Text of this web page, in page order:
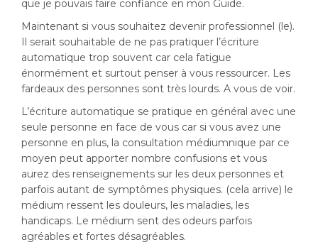
que je pouvais faire confiance en mon Guide.
Maintenant si vous souhaitez devenir professionnel (le).
Il serait souhaitable de ne pas pratiquer l’écriture
automatique trop souvent car cela fatigue
énormément et surtout penser à vous ressourcer. Les
fardeaux des personnes sont très lourds. A vous de voir.
L’écriture automatique se pratique en général avec une
seule personne en face de vous car si vous avez une
personne en plus, la consultation médiumnique par ce
moyen peut apporter nombre confusions et vous
aurez des renseignements sur les deux personnes et
parfois autant de symptômes physiques. (cela arrive) le
médium ressent les douleurs, les maladies, les
handicaps. Le médium sent des odeurs parfois
agréables et fortes désagréables.